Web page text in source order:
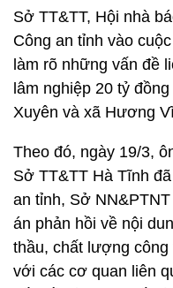
Sở TT&TT, Hội nhà
Công an tỉnh vào
làm rõ những vấn đề
lâm nghiệp 20 tỷ
Xuyên và xã Hương
Theo đó, ngày 19/3,
Sở TT&TT Hà Tĩnh
an tỉnh, Sở
án phản hồi về nội
thầu, chất lượng
với các cơ quan liên